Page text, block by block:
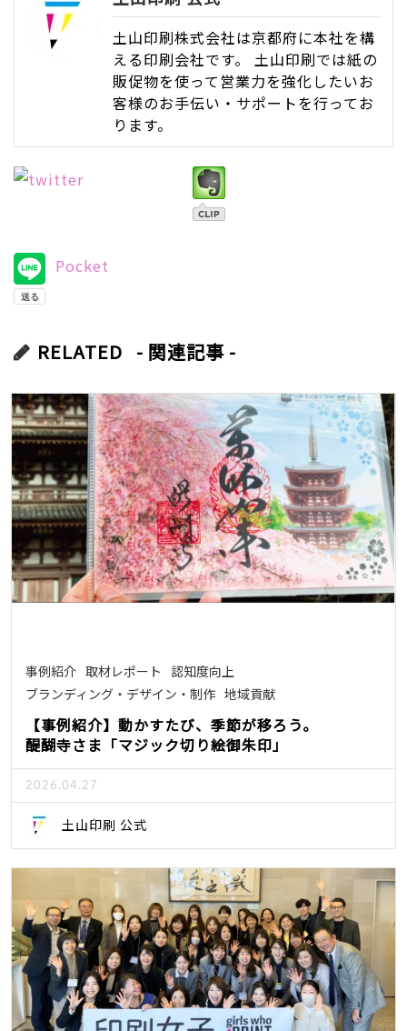
土山印刷株式会社は京都府に本社を構
える印刷会社です。 土山印刷では紙の
販促物を使って営業力を強化したいお
客様のお手伝い・サポートを行ってお
ります。
Pocket
RELATED - 関連記事 -
事例紹介 取材レポート
認知度向上
ブランディング・デザイン・制作 地域貢献
【事例紹介】動かすたび、季節が移ろう。
醍醐寺さま「マジック切り絵御朱印」
2026.04.27
土山印刷 公式